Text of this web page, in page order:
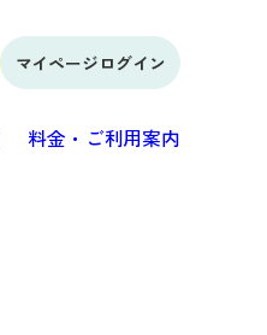
マイページログイン
料金・ご利用案内